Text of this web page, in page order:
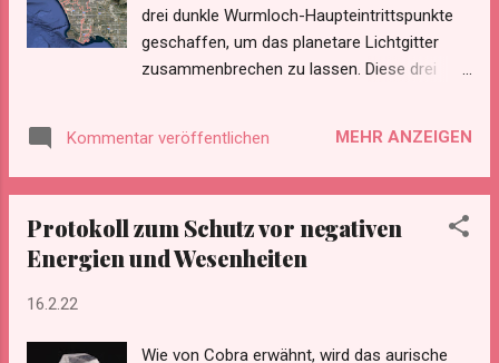
drei dunkle Wurmloch-Haupteintrittspunkte
geschaffen, um das planetare Lichtgitter
zusammenbrechen zu lassen. Diese drei
Santa Monica, Kalifornien, USA Ljubljana und
Santa Monica waren zwei Aufstiegswirbel
auf planetarer Ebene. Sie wurden von den
dunklen Kräften unterdrückt, damit sie ihre
Kommentar veröffentlichen MEHR ANZEIGEN
Protokoll zum Schutz vor negativen
Energien und Wesenheiten
16.2.22
Wie von Cobra erwähnt, wird das aurische